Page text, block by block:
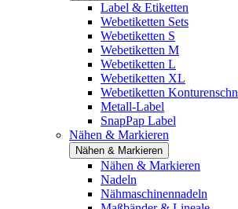
Label & Etiketten
Webetiketten Sets
Webetiketten S
Webetiketten M
Webetiketten L
Webetiketten XL
Webetiketten
Metall-Label
SnapPap Label
Nähen & Markieren
Nähen & Markieren
Nähen & Markieren
Nadeln
Nähmaschinennadeln